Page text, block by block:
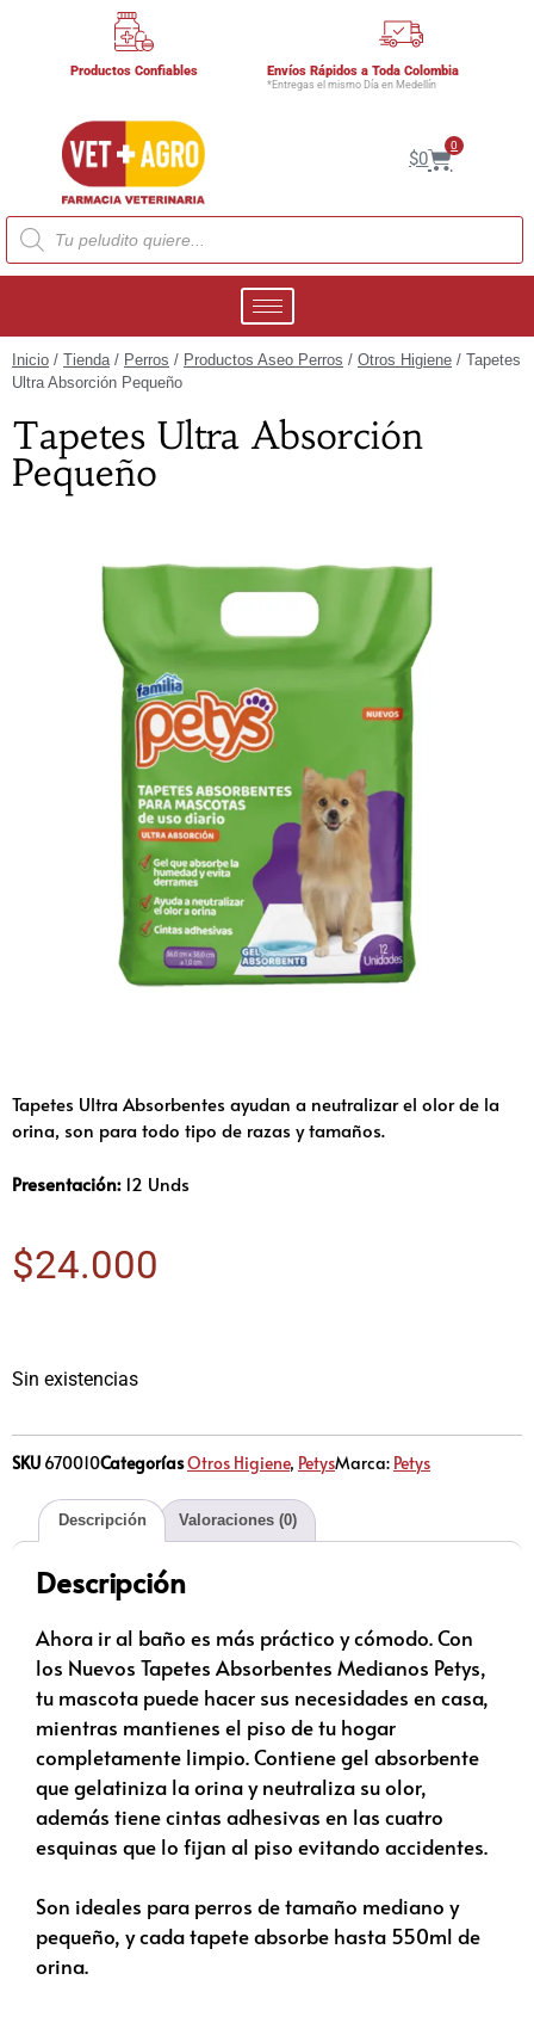
Productos Confiables Envíos Rápidos a Toda Colombia
*Entregas el mismo Día en Medellín
$0
0
Inicio / Tienda/ Perros / Productos Aseo Perros / Otros Higiene / Tapetes
Ultra Absorción Pequeño
Tapetes Ultra Absorción
Pequeño
Tapetes Ultra Absorbentes ayudan a neutralizar el olor de la
orina, son para todo tipo de razas y tamaños.
Presentación:12 Unds
$24.000
Sin existencias
SKU 670010CategoríasOtros Higiene, PetysMarca: Petys
Descripción Valoraciones (0)
Descripción
Ahora ir al baño es más práctico y cómodo. Con
los Nuevos Tapetes Absorbentes Medianos Petys,
tu mascota puede hacer sus necesidades en casa,
mientras mantienes el piso de tu hogar
completamente limpio. Contiene gel absorbente
que gelatiniza la orina y neutraliza su olor,
además tiene cintas adhesivas en las cuatro
esquinas que lo fijan al piso evitando accidentes.
Son ideales para perros de tamaño mediano y
pequeño, y cada tapete absorbe hasta 550ml de
orina.